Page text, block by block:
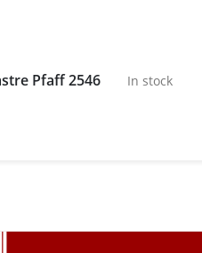
Pfaff 2546 In stock